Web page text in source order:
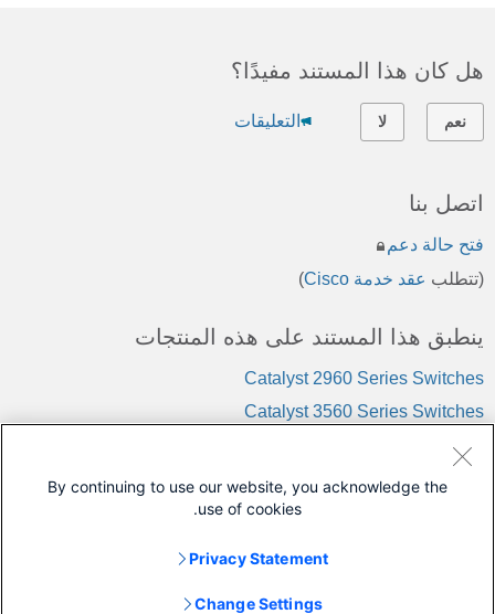
هل كان هذا المستند مفيدًا؟
نعم لا التعليقات
اتصل بنا
فتح حالة دعم
(تتطلب عقد خدمة Cisco )
ينطبق هذا المستند على هذه المنتجات
Catalyst 2960 Series Switches
Catalyst 3560 Series Switches
Catalyst 3750 Series Switches
Catalyst 4500 Series Switches
Catalyst 4900 Series Switches
By continuing to use our website, you acknowledge the
use of cookies.
Privacy Statement
Change Settings